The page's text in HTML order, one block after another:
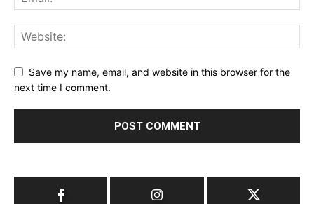
Save my name, email, and website in this browser for the
next time I comment.